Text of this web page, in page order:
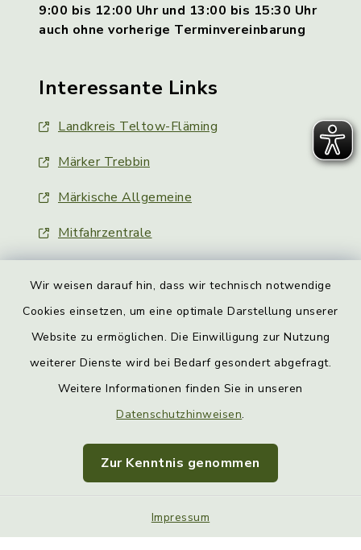
Wir weisen darauf hin, dass wir technisch notwendige
Cookies einsetzen, um eine optimale Darstellung unserer
Website zu ermöglichen. Die Einwilligung zur Nutzung
weiterer Dienste wird bei Bedarf gesondert abgefragt.
Weitere Informationen finden Sie in unseren
Datenschutzhinweisen.
Zur Kenntnis genommen
Impressum
9:00 bis 12:00 Uhr und 13:00 bis 15:30 Uhr
auch ohne vorherige Terminvereinbarung
Interessante Links
Landkreis Teltow-Fläming
Märker Trebbin
Märkische Allgemeine
Mitfahrzentrale
Barrierefreiheit
Impressum
Sitemap